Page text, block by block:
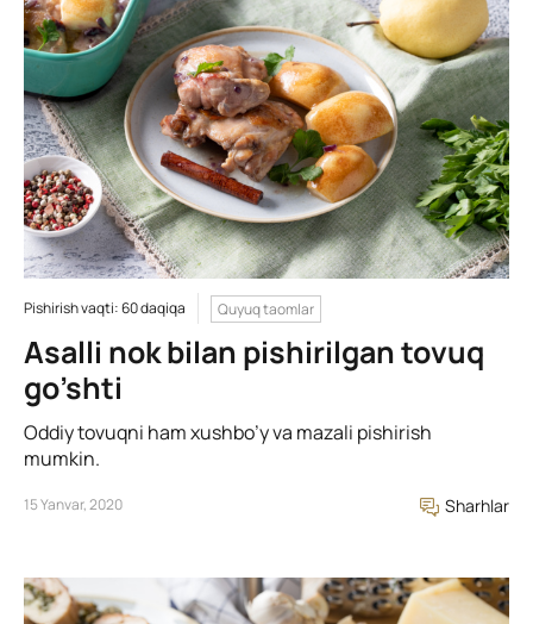
Pishirish vaqti: 60 daqiqa Quyuq taomlar
Asalli nok bilan pishirilgan tovuq
go’shti
Oddiy tovuqni ham xushbo’y va mazali pishirish
mumkin.
15 Yanvar, 2020 Sharhlar